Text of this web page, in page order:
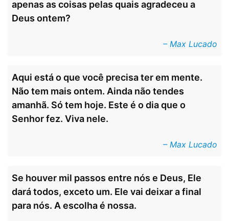
apenas as coisas pelas quais agradeceu a
Deus ontem?
– Max Lucado
Aqui está o que você precisa ter em mente.
Não tem mais ontem. Ainda não tendes
amanhã. Só tem hoje. Este é o dia que o
Senhor fez. Viva nele.
– Max Lucado
Se houver mil passos entre nós e Deus, Ele
dará todos, exceto um. Ele vai deixar a final
para nós. A escolha é nossa.